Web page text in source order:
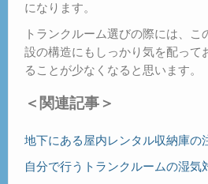
になります。
トランクルーム選びの際には、
設の構造にもしっかり気を配って
ることが少なくなると思います。
＜関連記事＞
地下にある屋内レンタル収納庫の
自分で行うトランクルームの湿気